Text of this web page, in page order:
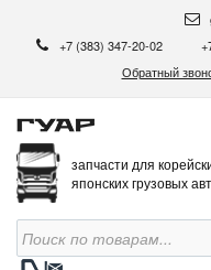
+7 (383) 347-20-02
Обратный
запчасти для
японских грузовых